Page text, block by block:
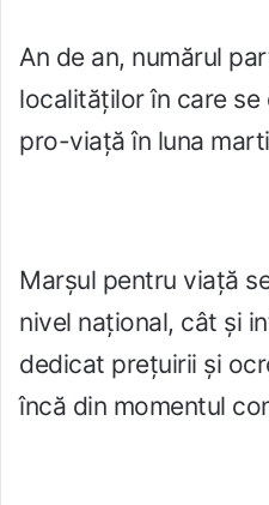
An de an, numărul
localităților în care
pro-viață în luna
Marșul pentru viață
nivel național, cât și
dedicat prețuirii și
încă din momentul